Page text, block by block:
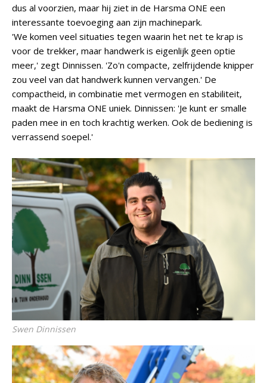
dus al voorzien, maar hij ziet in de Harsma ONE een
interessante toevoeging aan zijn machinepark.
'We komen veel situaties tegen waarin het net te krap is
voor de trekker, maar handwerk is eigenlijk geen optie
meer,' zegt Dinnissen. 'Zo'n compacte, zelfrijdende knipper
zou veel van dat handwerk kunnen vervangen.' De
compactheid, in combinatie met vermogen en stabiliteit,
maakt de Harsma ONE uniek. Dinnissen: 'Je kunt er smalle
paden mee in en toch krachtig werken. Ook de bediening is
verrassend soepel.'
Swen Dinnissen